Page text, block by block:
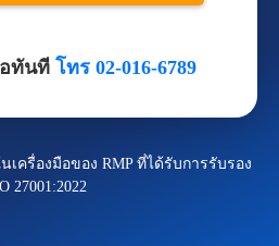
ทันที โทร 02-016-6789
นเครื่องมือของ RMP ที่ได้รับการรับรอง
27001:2022